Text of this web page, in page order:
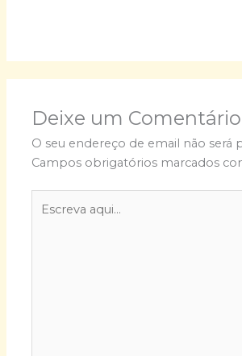
Deixe um Comentário
O seu endereço de email não será
Campos obrigatórios marcados